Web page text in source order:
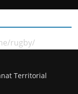
rugby/
Territorial